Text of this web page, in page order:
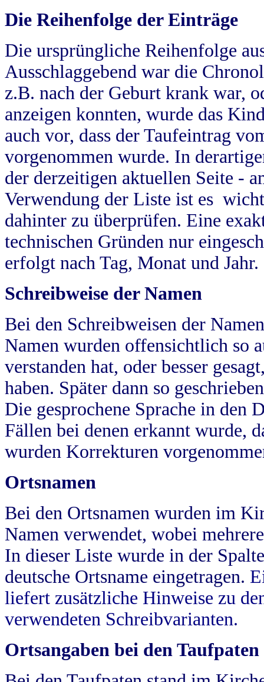
Die Reihenfolge der Einträge
Die ursprüngliche Reihenfolge
Ausschlaggebend war die
z.B. nach der Geburt krank war,
anzeigen konnten, wurde das
auch vor, dass der Taufeintrag
vorgenommen wurde. In
der derzeitigen aktuellen Seite -
Verwendung der Liste ist es
dahinter zu überprüfen. Eine
technischen Gründen nur
erfolgt nach Tag, Monat und Jahr.
Schreibweise der Namen
Bei den Schreibweisen der
Namen wurden offensichtlich so
verstanden hat, oder besser
haben. Später dann so
Die gesprochene Sprache in
Fällen bei denen erkannt wurde,
wurden Korrekturen
Ortsnamen
Bei den Ortsnamen wurden im
Namen verwendet, wobei
In dieser Liste wurde in der
deutsche Ortsname eingetragen.
liefert zusätzliche Hinweise zu
verwendeten Schreibvarianten.
Ortsangaben bei den Taufpaten